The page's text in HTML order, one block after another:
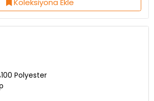
Koleksiyona Ekle
Polyester